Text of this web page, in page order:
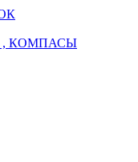
, КОМПАСЫ